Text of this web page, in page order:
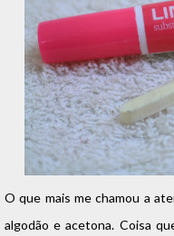
O que mais me chamou a
algodão e acetona. Coisa